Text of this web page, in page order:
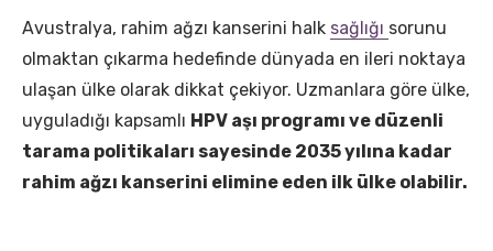
Avustralya, rahim ağzı kanserini halk sağlığı sorunu
olmaktan çıkarma hedefinde dünyada en ileri noktaya
ulaşan ülke olarak dikkat çekiyor. Uzmanlara göre ülke,
uyguladığı kapsamlı HPV aşı programı ve düzenli
tarama politikaları sayesinde 2035 yılına kadar
rahim ağzı kanserini elimine eden ilk ülke olabilir.